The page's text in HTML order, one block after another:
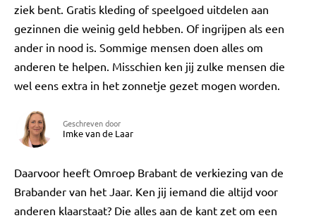
ziek bent. Gratis kleding of speelgoed uitdelen aan
gezinnen die weinig geld hebben. Of ingrijpen als een
ander in nood is. Sommige mensen doen alles om
anderen te helpen. Misschien ken jij zulke mensen die
wel eens extra in het zonnetje gezet mogen worden.
Geschreven door
Imke van de Laar
Daarvoor heeft Omroep Brabant de verkiezing van de
Brabander van het Jaar. Ken jij iemand die altijd voor
anderen klaarstaat? Die alles aan de kant zet om een